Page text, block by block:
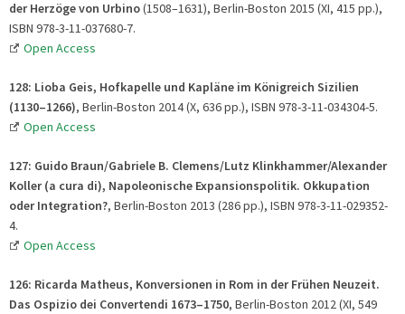
der Herzöge von Urbino(1508–1631), Berlin-Boston 2015 (XI, 415 pp.),
ISBN 978-3-11-037680-7.
Open Access
128: Lioba Geis, Hofkapelle und Kapläne im Königreich Sizilien
(1130–1266), Berlin-Boston 2014 (X, 636 pp.), ISBN 978-3-11-034304-5.
Open Access
127: Guido Braun/Gabriele B. Clemens/Lutz Klinkhammer/Alexander
Koller (a cura di), Napoleonische Expansionspolitik. Okkupation
oder Integration?, Berlin-Boston 2013 (286 pp.), ISBN 978-3-11-029352-
4.
Open Access
126: Ricarda Matheus, Konversionen in Rom in der Frühen Neuzeit.
Das Ospizio dei Convertendi 1673–1750, Berlin-Boston 2012 (XI, 549